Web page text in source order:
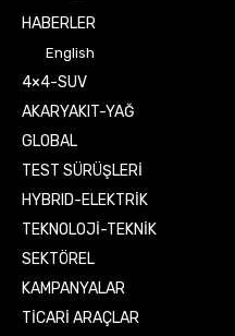
HABERLER
English
4×4-SUV
AKARYAKIT-YAĞ
GLOBAL
TEST SÜRÜŞLERİ
HYBRID-ELEKTRİK
TEKNOLOJİ-TEKNİK
SEKTÖREL
KAMPANYALAR
TİCARİ ARAÇLAR